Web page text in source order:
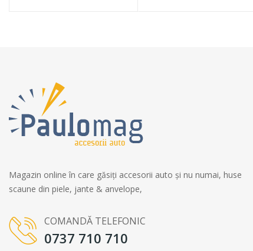
Magazin online în care găsiți accesorii auto și nu numai, huse
scaune din piele, jante & anvelope,
COMANDĂ TELEFONIC
0737 710 710